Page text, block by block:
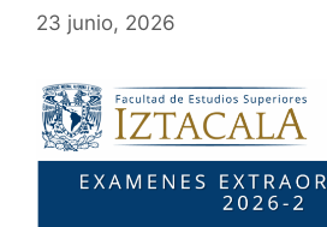
23 junio, 2026